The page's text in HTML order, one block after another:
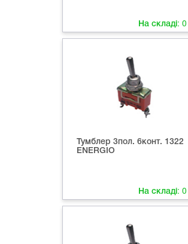
На складі: 0
Тумблер 3пол. 6конт. 1322
ENERGIO
На складі: 0